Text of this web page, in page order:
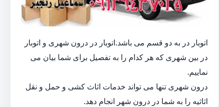
اتوبار در به دو قسم می باشد.اتوبار در درون شهری و اتوبار
در بین شهری که هر کدام را به تفصیل برای شما بیان می
نماییم.
درون شهری تنها می تواند خدمات اثاث کشی و حمل و نقل
اثاثیه را به شما در درون شهر انجام دهد.